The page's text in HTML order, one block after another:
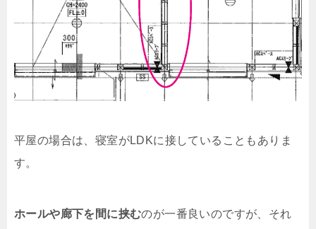
平屋の場合は、寝室がLDKに接していることもありま
す。
ホールや廊下を間に挟むのが一番良いのですが、それ